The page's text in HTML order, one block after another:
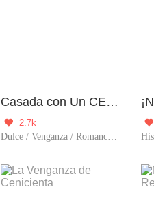
Casada con Un CEO en Estado Vegetativo

2.7k
Dulce / Venganza / Romance / CEO / Renacimiento / Sustituta
